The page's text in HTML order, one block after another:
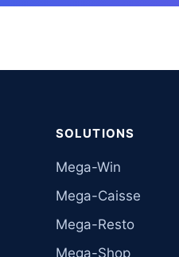
SOLUTIONS
Mega-Win
Mega-Caisse
Mega-Resto
Mega-Shop